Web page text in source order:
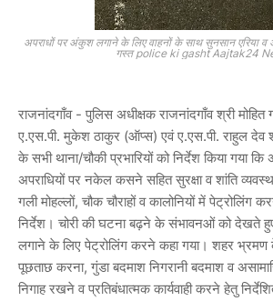
अपराधों पर अंकुश लगाने के लिए वाहनों के साथ सुनसान एरिया व
गस्त police ki gasht Aajtak24
राजनांदगाँव - पुलिस अधीक्षक राजनांदगाँव श्री मोहित
ए.एस.पी. मुकेश ठाकुर (ऑप्स) एवं ए.एस.पी. राहुल देव
के सभी थाना/चौकी प्रभारियों को निर्देश किया गया कि
अपराधियों पर नकेल कसने सहित सुरक्षा व शांति
गली मोहल्लों, चौक चौराहों व कालोनियों में पेट्रोलिंग
निर्देश। चोरी की घटना बढ़ने के संभावनओं को देखते
लगाने के लिए पेट्रोलिंग करने कहा गया। शहर भ्रमण
पूछताछ करना, गुंडा बदमाश निगरानी बदमाश व
निगाह रखने व प्रतिबंधात्मक कार्यवाही करने हेतु